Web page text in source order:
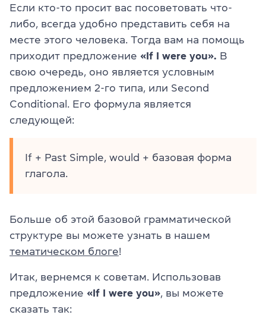
Если кто-то просит вас посоветовать что-
либо, всегда удобно представить себя на
месте этого человека. Тогда вам на помощь
приходит предложение «If I were you». В
свою очередь, оно является условным
предложением 2-го типа, или Second
Conditional. Его формула является
следующей:
If + Past Simple, would + базовая форма
глагола.
Больше об этой базовой грамматической
структуре вы можете узнать в нашем
тематическом блоге!
Итак, вернемся к советам. Использовав
предложение «If I were you», вы можете
сказать так: